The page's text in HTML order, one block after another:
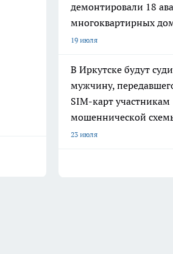
демонтировали 18
многоквартирных
19 июля
В Иркутске будут
мужчину,
SIM-карт участникам
мошеннической
23 июля